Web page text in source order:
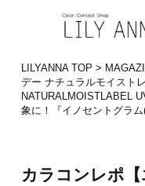
LILYANNA TOP >
デー ナチュラルモイスト
NATURALMOISTLABEL
象に！『イノセントグラ
カラコンレポ